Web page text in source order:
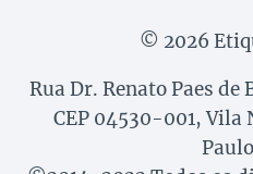
© 2026
Rua Dr. Renato Paes
CEP 04530-001, Vila